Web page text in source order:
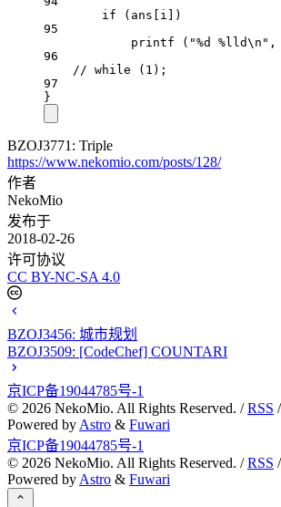
if (ans[i])
95
printf ( "%d %lld\n " ,
96
// while (1);
97
}
BZOJ3771: Triple
https://www.nekomio.com/posts/128/
作者
NekoMio
发布于
2018-02-26
许可协议
CC BY-NC-SA 4.0
BZOJ3456: 城市规划
BZOJ3509: [CodeChef] COUNTARI
京ICP备19044785号-1
© 2026 NekoMio. All Rights Reserved. /RSS /
Powered by Astro & Fuwari
京ICP备19044785号-1
© 2026 NekoMio. All Rights Reserved. /RSS /
Powered by Astro & Fuwari